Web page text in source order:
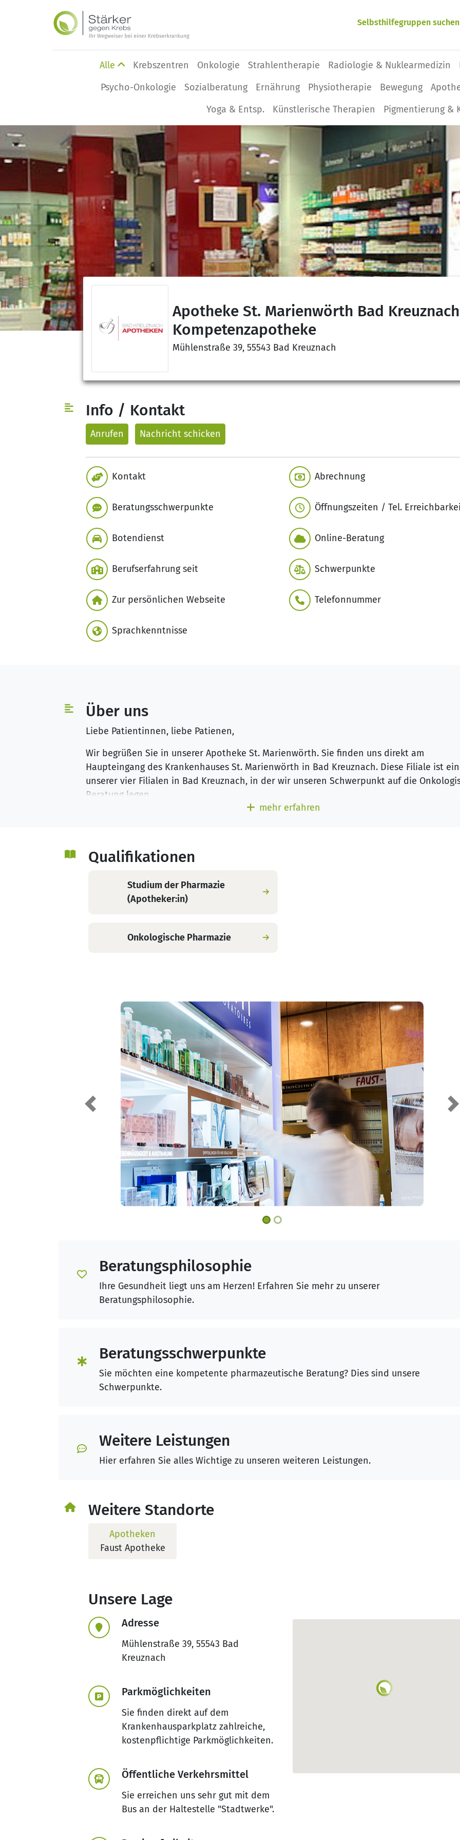
Selbsthilfegruppen suchen
Alle Krebszentren Onkologie Strahlentherapie Radiologie & Nuklearmedizin
Psycho-Onkologie
Sozialberatung Ernährung Physio­therapie Bewegung
Yoga & Entsp.
Künstlerische Therapien Pigmentierung &
Apotheke St. Marienwörth Bad
Kompetenzapotheke
Mühlenstraße 39, 55543 Bad Kreuznach
Info / Kontakt
Anrufen Nachricht schicken
Kontakt
Beratungsschwerpunkte
Botendienst
Berufserfahrung seit
Zur persönlichen Webseite
Sprachkenntnisse
Abrechnung
Öffnungszeiten / Tel.
Online-Beratung
Schwerpunkte
Telefonnummer
Über uns
Liebe Patientinnen, liebe Patienen,
Wir begrüßen Sie in unserer Apotheke St. Marienwörth. Sie finden uns direkt am
Haupteingang des Krankenhauses St. Marienwörth in Bad Kreuznach. Diese Filiale ist
unserer vier Filialen in Bad Kreuznach, in der wir unseren Schwerpunkt auf die
Beratung legen.
den verschiedenen Therapien und deren Nebenwirkungen aus. Wir zeigen Ihnen Wege,
dieser schwierigen Zeit nachhaltig zu steigern.
Sprechen Sie unsere erfahrenen Mitarbeiterinnen und Mitarbeiter an, und wir werden
Ihr Team der Apotheke St. Marienwörth in Bad Kreuznach
mehr erfahren
Qualifikationen
Studium der Pharmazie
(Apotheker:in)
Onkologische Pharmazie
Previous
Beratungsphilosophie
Ihre Gesundheit liegt uns am Herzen! Erfahren Sie mehr zu unserer
Beratungsphilosophie.
Beratungsschwerpunkte
Sie möchten eine kompetente pharmazeutische Beratung? Dies sind unsere
Schwerpunkte.
Weitere Leistungen
Hier erfahren Sie alles Wichtige zu unseren weiteren Leistungen.
Weitere Standorte
Apotheken
Faust Apotheke
Unsere Lage
Adresse
Mühlenstraße 39, 55543 Bad
Kreuznach
Parkmöglichkeiten
Sie finden direkt auf dem
Krankenhausparkplatz zahlreiche,
kostenpflichtige Parkmöglichkeiten.
Öffentliche Verkehrsmittel
Sie erreichen uns sehr gut mit dem
Bus an der Haltestelle "Stadtwerke".